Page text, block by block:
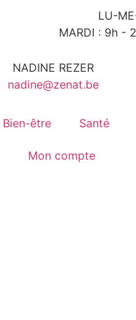
LU-
MARDI : 9h -
NADINE REZER
nadine@zenat.be
Bien-être Santé
Mon compte